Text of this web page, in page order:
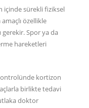
içinde sürekli fiziksel
özellikle
Spor ya da
hareketleri
kortizon
birlikte tedavi
doktor